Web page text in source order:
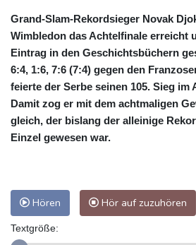
Grand-Slam-Rekordsieger Novak
Wimbledon das Achtelfinale erreicht
Eintrag in den Geschichtsbüchern
6:4, 1:6, 7:6 (7:4) gegen den
feierte der Serbe seinen 105. Sieg im
Damit zog er mit dem achtmaligen
gleich, der bislang der alleinige
Einzel gewesen war.
Hören Hör auf zuzuhören
Textgröße: